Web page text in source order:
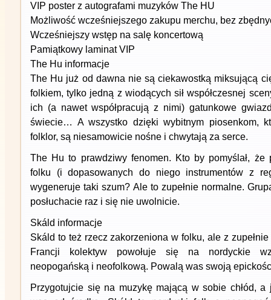
VIP poster z autografami muzyków The HU
Możliwość wcześniejszego zakupu merchu, bez
Wcześniejszy wstęp na salę koncertową
Pamiątkowy laminat VIP
The Hu informacje
The Hu już od dawna nie są ciekawostką miksującą
folkiem, tylko jedną z wiodących sił współczesnej
ich (a nawet współpracują z nimi) gatunkowe
świecie… A wszystko dzięki wybitnym piosenkom,
folklor, są niesamowicie nośne i chwytają za serce.
The Hu to prawdziwy fenomen. Kto by pomyślał, że
folku (i dopasowanych do niego instrumentów z
wygeneruje taki szum? Ale to zupełnie normalne.
posłuchacie raz i się nie uwolnicie.
Skáld informacje
Skáld to też rzecz zakorzeniona w folku, ale z
Francji kolektyw powołuje się na nordyckie
neopogańską i neofolkową. Powalą was swoją
Przygotujcie się na muzykę mającą w sobie chłód, a